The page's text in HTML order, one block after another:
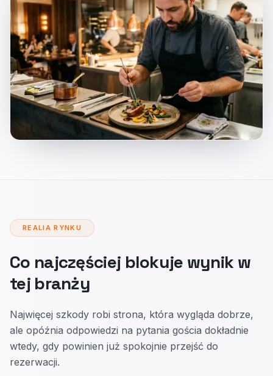
REALIA RYNKU
Co najczęściej blokuje wynik w
tej branży
Najwięcej szkody robi strona, która wygląda dobrze,
ale opóźnia odpowiedzi na pytania gościa dokładnie
wtedy, gdy powinien już spokojnie przejść do
rezerwacji.